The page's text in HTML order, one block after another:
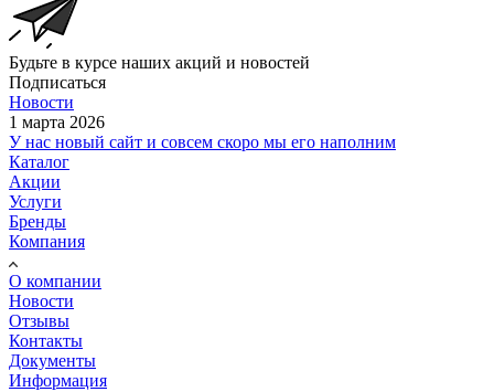
Будьте в курсе наших акций и новостей
Подписаться
Новости
1 марта 2026
У нас новый сайт и совсем скоро мы его наполним
Каталог
Акции
Услуги
Бренды
Компания
О компании
Новости
Отзывы
Контакты
Документы
Информация